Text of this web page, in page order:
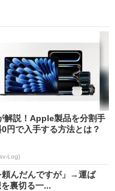
解説！Apple製品を分割手
円で入手する方法とは？
Log)
んだんですが」→運ば
裏切る一...